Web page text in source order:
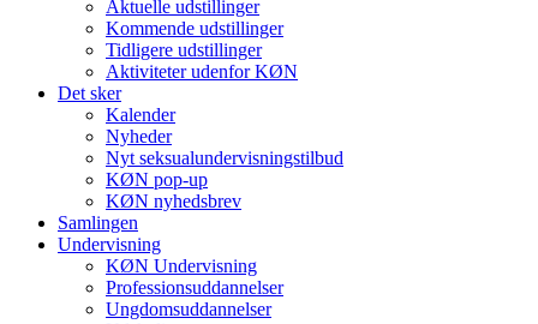
Aktuelle udstillinger
Kommende udstillinger
Tidligere udstillinger
Aktiviteter udenfor KØN
Det sker
Kalender
Nyheder
Nyt seksualundervisningstilbud
KØN pop-up
KØN nyhedsbrev
Samlingen
Undervisning
KØN Undervisning
Professionsuddannelser
Ungdomsuddannelser